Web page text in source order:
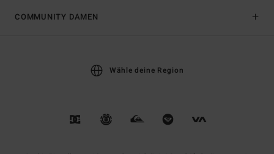
COMMUNITY DAMEN
Wähle deine Region